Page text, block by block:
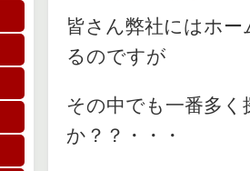
皆さん弊社にはホ
るのですが
その中でも一番多
か？？・・・